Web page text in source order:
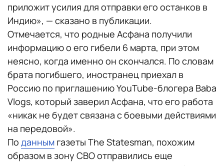
приложит усилия для отправки его останков в
Индию», — сказано в публикации.
Отмечается, что родные Асфана получили
информацию о его гибели 6 марта, при этом
неясно, когда именно он скончался. По словам
брата погибшего, иностранец приехал в
Россию по приглашению YouTube-блогера Baba
Vlogs, который заверил Асфана, что его работа
«никак не будет связана с боевыми действиями
на передовой».
По данным газеты The Statesman, похожим
образом в зону СВО отправились еще